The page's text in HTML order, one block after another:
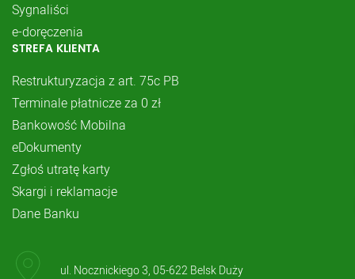
Sygnaliści
e-doręczenia
STREFA KLIENTA
Restrukturyzacja z art. 75c PB
Terminale płatnicze za 0 zł
Bankowość Mobilna
eDokumenty
Zgłoś utratę karty
Skargi i reklamacje
Dane Banku
ul. Nocznickiego 3, 05-622 Belsk Duży